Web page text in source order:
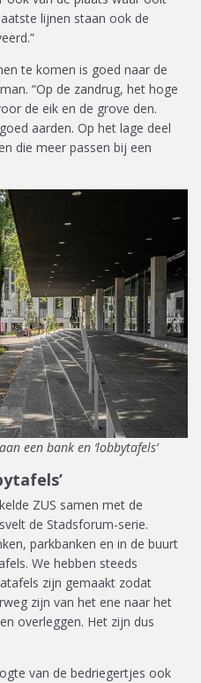
lijnen staan ook de
te komen is goed naar de
“Op de zandrug, het hoge
de eik en de grove den.
aarden. Op het lage deel
die meer passen bij een
een bank en ‘lobbytafels’
ZUS samen met de
de Stadsforum-serie.
parkbanken en in de buurt
We hebben steeds
zijn gemaakt zodat
zijn van het ene naar het
overleggen. Het zijn dus
van de bedriegertjes ook